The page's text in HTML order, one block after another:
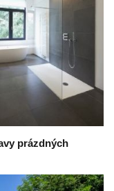
prázdných